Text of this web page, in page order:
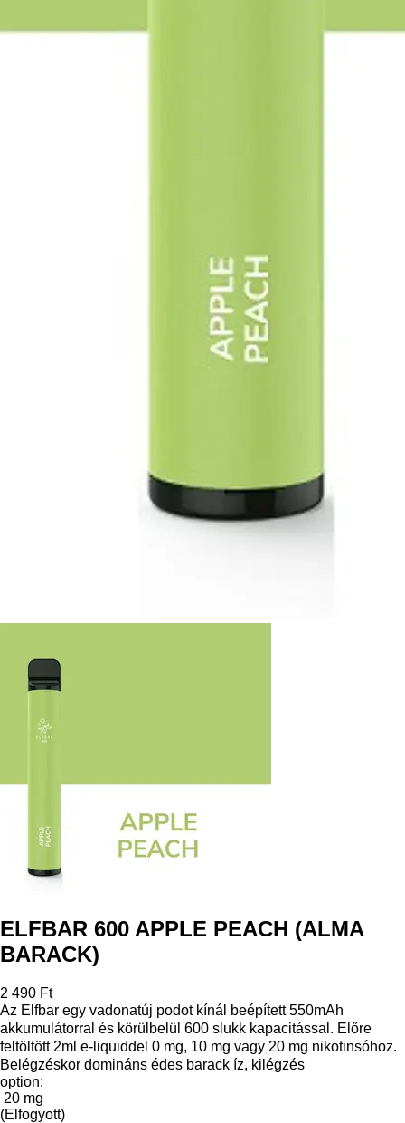
ELFBAR 600 APPLE PEACH (ALMA
BARACK)
2 490 Ft
Az Elfbar egy vadonatúj podot kínál beépített 550mAh
akkumulátorral és körülbelül 600 slukk kapacitással. Előre
feltöltött 2ml e-liquiddel 0 mg, 10 mg vagy 20 mg nikotinsóhoz.
Belégzéskor domináns édes barack íz, kilégzés
option:
20 mg
(Elfogyott)